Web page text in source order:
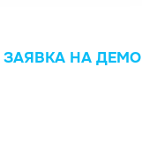
ЗАЯВКА НА ДЕМО